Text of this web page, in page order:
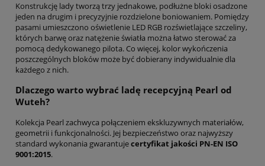
Konstrukcję lady tworzą trzy jednakowe, podłużne bloki osadzone
jeden na drugim i precyzyjnie rozdzielone boniowaniem. Pomiędzy
pasami umieszczono oświetlenie LED RGB rozświetlające szczeliny,
których barwę oraz natężenie światła można łatwo sterować za
pomocą dedykowanego pilota. Co więcej, kolor wykończenia
poszczególnych bloków może być dobierany indywidualnie dla
każdego z nich.
Dlaczego warto wybrać ladę recepcyjną Pearl od
Wuteh?
Kolekcja Pearl zachwyca połączeniem ekskluzywnych materiałów,
geometrii i funkcjonalności. Jej bezpieczeństwo oraz najwyższy
standard wykonania gwarantujecertyfikat jakości PN-EN ISO
9001:2015.